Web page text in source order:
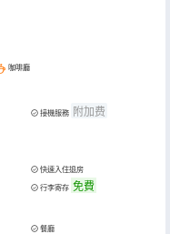
咖啡廳
接機服務 附加费
快速入住退房
行李寄存 免費
餐廳